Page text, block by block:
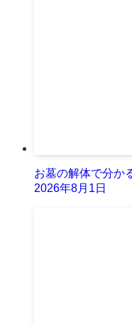
お墓の解体で分か
2026年8月1日